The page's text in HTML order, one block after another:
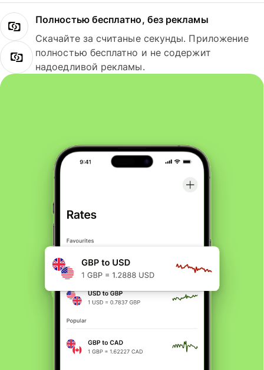
Полностью бесплатно, без рекламы
Скачайте за считаные секунды. Приложение
полностью бесплатно и не содержит
надоедливой рекламы.